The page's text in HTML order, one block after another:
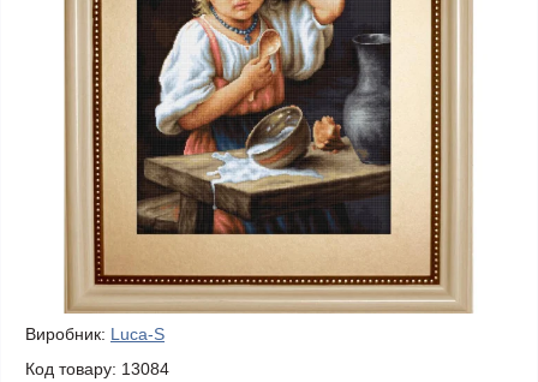
Виробник: Luca-S
Код товару: 13084